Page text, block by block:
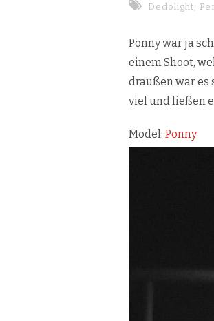
Dedolight
Ponny war ja
einem Shoot,
draußen war es
viel und ließen
Model: Ponny